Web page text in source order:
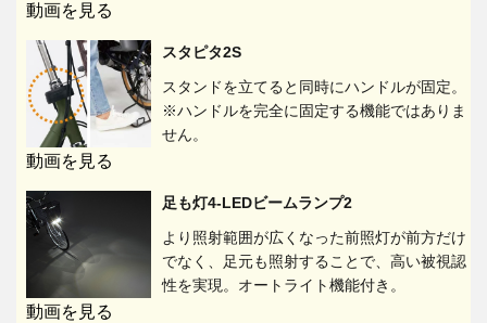
動画を見る
スタピタ2S
スタンドを立てると同時にハンドルが固定。
※ハンドルを完全に固定する機能ではありま
せん。
動画を見る
足も灯4-LEDビームランプ2
より照射範囲が広くなった前照灯が前方だけ
でなく、足元も照射することで、高い被視認
性を実現。オートライト機能付き。
動画を見る